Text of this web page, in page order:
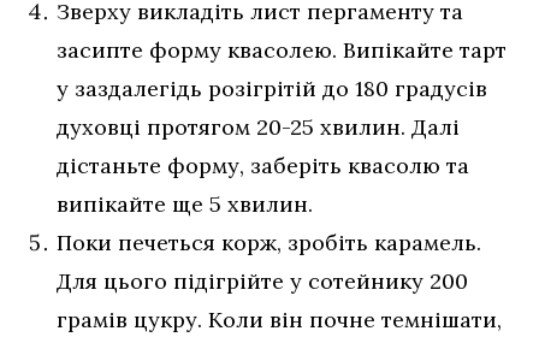
Зверху викладіть лист пергаменту та
засипте форму квасолею. Випікайте тарт
у заздалегідь розігрітій до 180 градусів
духовці протягом 20-25 хвилин. Далі
дістаньте форму, заберіть квасолю та
випікайте ще 5 хвилин.
Поки печеться корж, зробіть карамель.
Для цього підігрійте у сотейнику 200
грамів цукру. Коли він почне темнішати,